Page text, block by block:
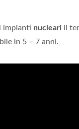
impianti nucleari il
in 5 – 7 anni.